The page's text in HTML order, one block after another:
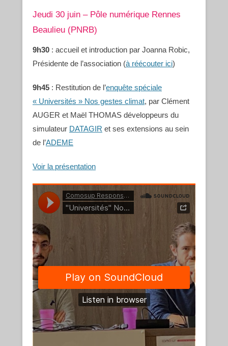
Jeudi 30 juin – Pôle numérique Rennes
Beaulieu (PNRB)
9h30 : accueil et introduction par Joanna Robic,
Présidente de l’association (à réécouter ici)
9h45 : Restitution de l’enquête spéciale
« Universités » Nos gestes climat, par Clément
AUGER et Maël THOMAS développeurs du
simulateur DATAGIR et ses extensions au sein
de l’ADEME
Voir la présentation